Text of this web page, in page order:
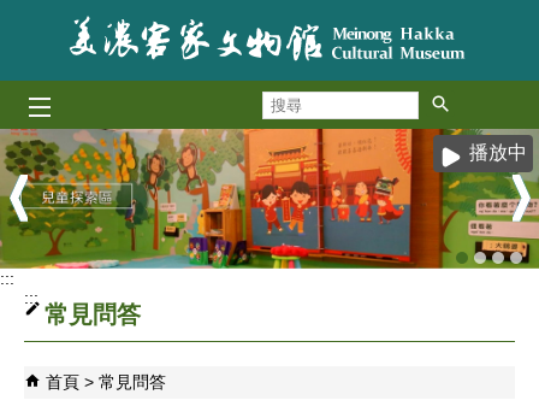
跳到主要內容區塊
播放中
:::
:::
常見問答
首頁 常見問答